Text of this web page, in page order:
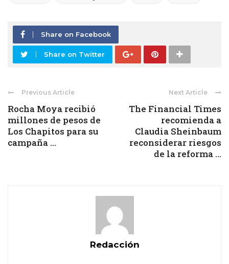
Share on Facebook
Share on Twitter
Previous Article
Rocha Moya recibió
millones de pesos de
Los Chapitos para su
campaña ...
Next Article
The Financial Times
recomienda a
Claudia Sheinbaum
reconsiderar riesgos
de la reforma ...
Redacción